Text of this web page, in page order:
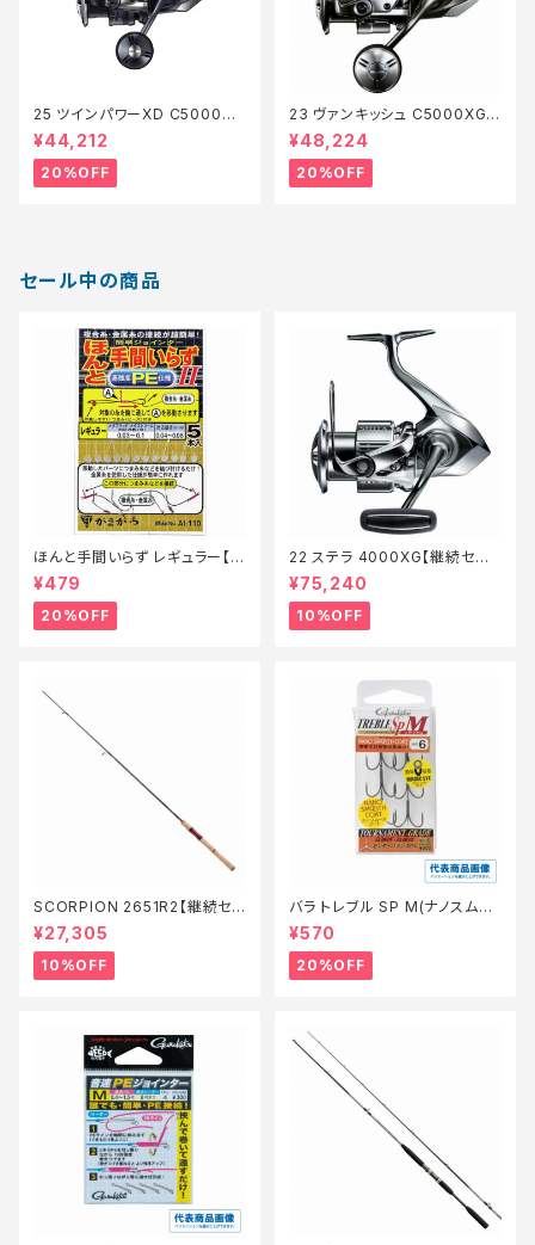
25 ツインパワーXD C5000XG
【特価リール】【20】
¥44,212
20%OFF
23 ヴァンキッシュ C5000XG
【特価リール】【20】
¥48,224
20%OFF
セール中の商品
ほんと手間いらず レギュラー【特
価仕掛】【20】
¥479
20%OFF
22 ステラ 4000XG【継続セー
ル_リール】【10】
¥75,240
10%OFF
SCORPION 2651R2【継続セ
ール_ロッド】【10】
¥27,305
10%OFF
バラ トレブル SP M(ナノスムー
スコート)【特価仕掛】【20】
¥570
20%OFF